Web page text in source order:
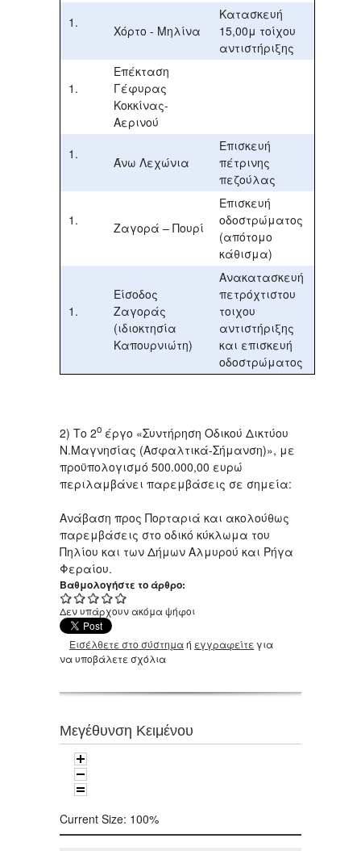
Χόρτο - Μηλίνα
Κατασκευή
15,00μ τοίχου
αντιστήριξης
Επέκταση
Γέφυρας
Κοκκίνας-
Αερινού
Άνω Λεχώνια
Επισκευή
πέτρινης
πεζούλας
Ζαγορά – Πουρί
Επισκευή
οδοστρώματος
(απότομο
κάθισμα)
Είσοδος
Ζαγοράς
(ιδιοκτησία
Καπουρνιώτη)
Ανακατασκευή
πετρόχτιστου
τοιχου
αντιστήριξης
και επισκευή
οδοστρώματος
2) Το 2ο έργο «Συντήρηση Οδικού Δικτύου
Ν.Μαγνησίας (Ασφαλτικά-Σήμανση)», με
προϋπολογισμό 500.000,00 ευρώ
περιλαμβάνει παρεμβάσεις σε σημεία:
Ανάβαση προς Πορταριά και ακολούθως
παρεμβάσεις στο οδικό κύκλωμα του
Πηλίου και των Δήμων Αλμυρού και Ρήγα
Φεραίου.
Βαθμολογήστε το άρθρο:
Δεν υπάρχουν ακόμα ψήφοι
Εισέλθετε στο σύστημαή εγγραφείτε για
να υποβάλετε σχόλια
Μεγέθυνση Κειμένου
Current Size: 100%